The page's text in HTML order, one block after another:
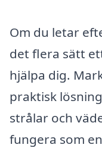
Om du letar
det flera sätt
hjälpa dig.
praktisk
strålar och
fungera som